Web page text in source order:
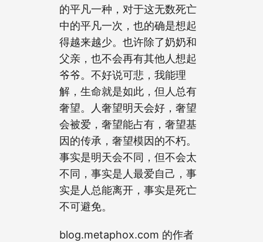
的平凡一种，对于这无数死亡
中的平凡一次，也的确是想起
得越来越少。也许除了奶奶和
父亲，也不会再有其他人想起
爷爷。不好说可悲，我能理
解，生命就是如此，但人总有
奢望。人奢望明天会好，奢望
会被爱，奢望能占有，奢望基
因的传承，奢望模因的不朽。
事实是明天会不同，但不会太
不同，事实是人最爱自己，事
实是人总能离开，事实是死亡
不可避免。
blog.metaphox.com 的作者